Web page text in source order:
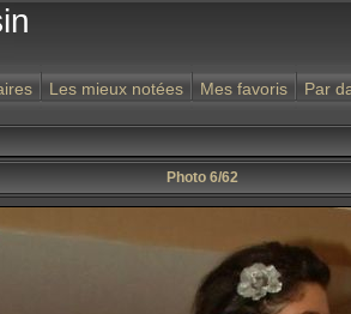
Les mieux notées Mes favoris Par
Photo 6/62